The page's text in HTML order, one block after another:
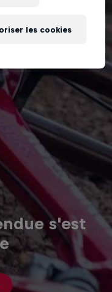
s'est
les cookies